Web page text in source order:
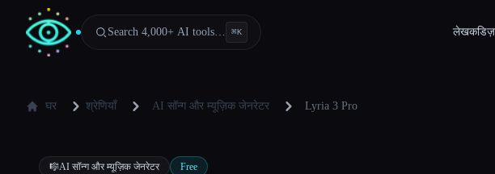
Search 4,000+ AI tools… ⌘K लेखक
घर श्रेणियाँ AI सॉन्ग और म्यूज़िक जेनरेटर Lyria 3 Pro
🎼AI सॉन्ग और म्यूज़िक जेनरेटर Free